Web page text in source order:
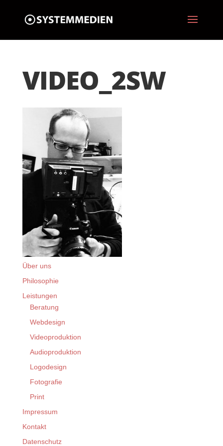
VIDEO_2SW
Über uns
Philosophie
Leistungen
Beratung
Webdesign
Videoproduktion
Audioproduktion
Logodesign
Fotografie
Print
Impressum
Kontakt
Datenschutz